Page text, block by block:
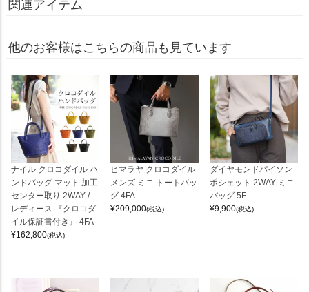
関連アイテム
他のお客様はこちらの商品も見ています
ナイル クロコダイル ハ
ンドバッグ マット 加工
センター取り 2WAY /
レディース 『クロコダ
イル保証書付き』 4FA
¥162,800(税込)
ヒマラヤ クロコダイル
メンズ ミニ トートバッ
グ 4FA
¥209,000(税込)
ダイヤモンドパイソン
ポシェット 2WAY ミニ
バッグ 5F
¥9,900(税込)